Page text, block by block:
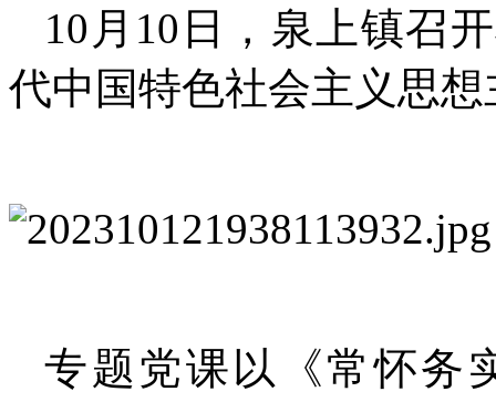
10月10日，泉上镇召
代中国特色社会主义思
专题党课以《常怀务